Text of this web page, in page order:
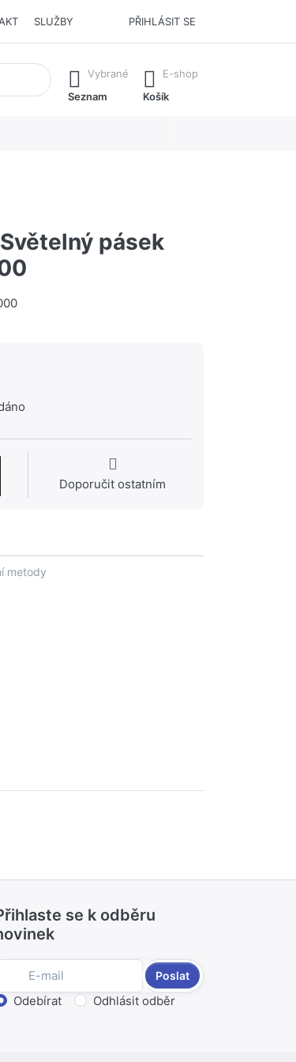
SLUŽBY PŘIHLÁSIT SE
Enter vyvoláte všechny výsledky.
Vybrané
Seznam
E-shop
Košík
pásek
Doporučit ostatním
metody
se k odběru
Poslat
akci
Odebírat Odhlásit odběr